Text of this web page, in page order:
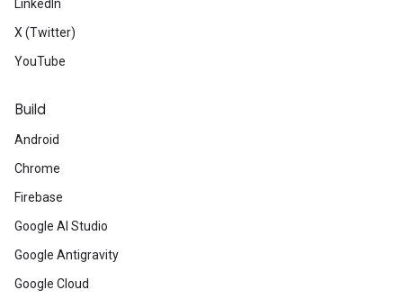
LinkedIn
X (Twitter)
YouTube
Build
Android
Chrome
Firebase
Google AI Studio
Google Antigravity
Google Cloud